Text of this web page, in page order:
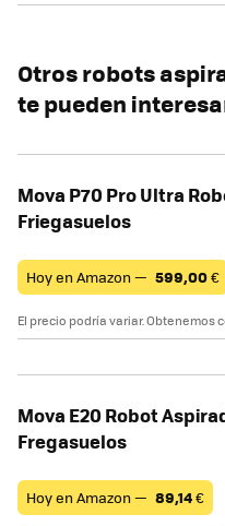
Otros robots
te pueden
Mova P70 Pro Ultra
Friegasuelos
Hoy en Amazon — 599,00€
El precio podría variar. Obtenemos
Mova E20 Robot
Fregasuelos
Hoy en Amazon — 89,14€